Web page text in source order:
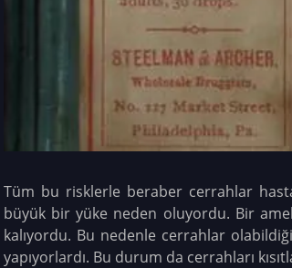
Tüm bu risklerle beraber cerrahlar
büyük bir yüke neden oluyordu. Bir
kalıyordu. Bu nedenle cerrahlar
yapıyorlardı. Bu durum da cerrahları